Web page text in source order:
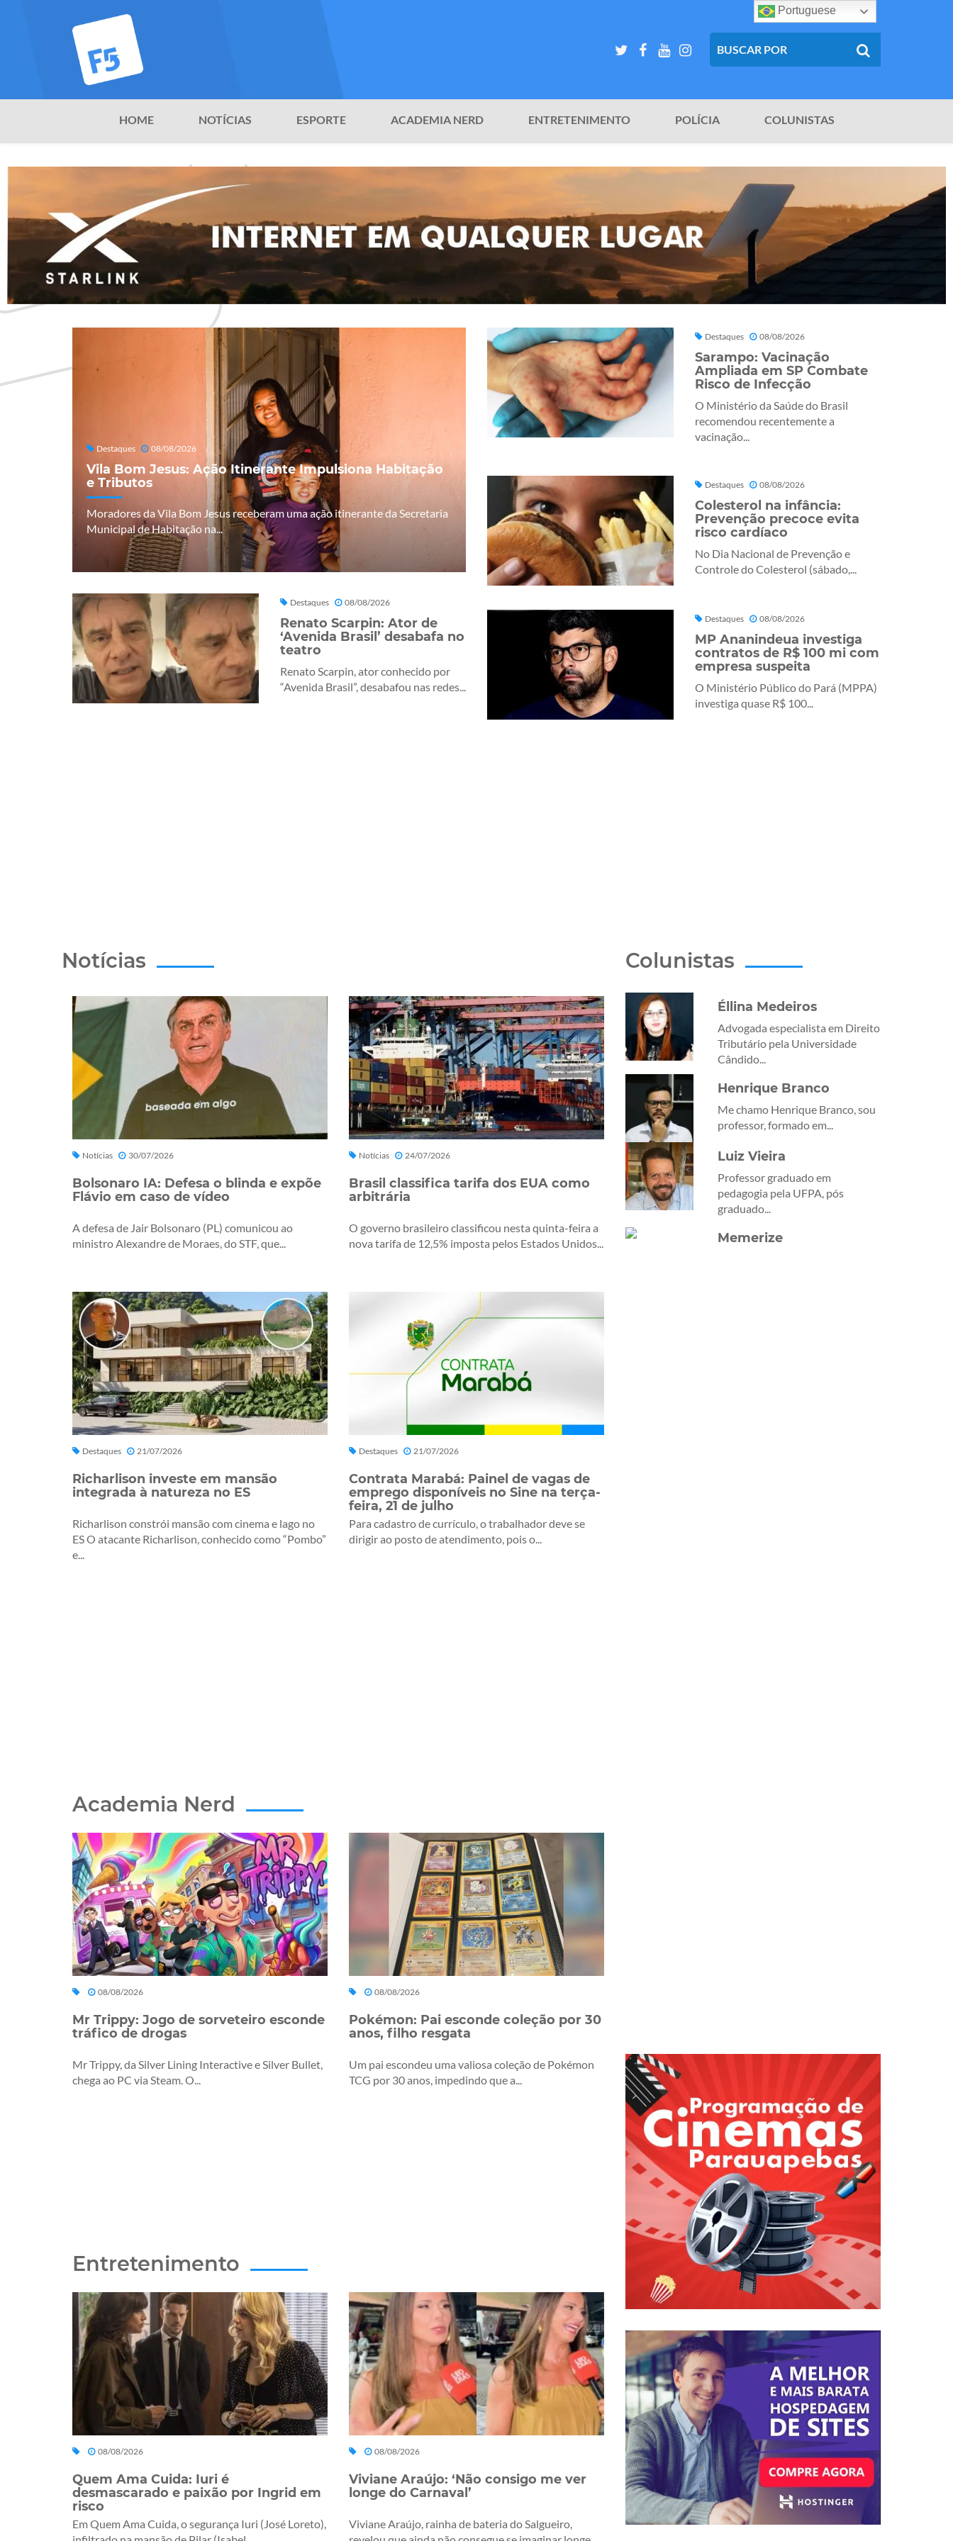
HOME NOTÍCIAS ESPORTE ACADEMIA NERD ENTRETENIMENTO POLÍCIA COLUNISTAS
Destaques 08/08/2026
Vila Bom Jesus: Ação Itinerante Impulsiona Habitação
e Tributos
Moradores da Vila Bom Jesus receberam uma ação itinerante da Secretaria
Municipal de Habitação na...
Destaques 08/08/2026
Renato Scarpin: Ator de
‘Avenida Brasil’ desabafa no
teatro
Renato Scarpin, ator conhecido por
“Avenida Brasil”, desabafou nas redes...
Destaques 08/08/2026
Sarampo: Vacinação
Ampliada em SP Combate
Risco de Infecção
O Ministério da Saúde do Brasil
recomendou recentemente a
vacinação...
Destaques 08/08/2026
Colesterol na infância:
Prevenção precoce evita
risco cardíaco
No Dia Nacional de Prevenção e
Controle do Colesterol (sábado,...
Destaques 08/08/2026
MP Ananindeua investiga
contratos de R$ 100 mi com
empresa suspeita
O Ministério Público do Pará (MPPA)
investiga quase R$ 100...
Notícias
Notícias 30/07/2026
Bolsonaro IA: Defesa o blinda e expõe
Flávio em caso de vídeo
A defesa de Jair Bolsonaro (PL) comunicou ao
ministro Alexandre de Moraes, do STF, que...
Notícias 24/07/2026
Brasil classifica tarifa dos EUA como
arbitrária
O governo brasileiro classificou nesta quinta-feira a
nova tarifa de 12,5% imposta pelos Estados Unidos...
Destaques 21/07/2026
Richarlison investe em mansão
integrada à natureza no ES
Richarlison constrói mansão com cinema e lago no
ES O atacante Richarlison, conhecido como “Pombo”
e...
Destaques 21/07/2026
Contrata Marabá: Painel de vagas de
emprego disponíveis no Sine na terça-
feira, 21 de julho
Para cadastro de currículo, o trabalhador deve se
dirigir ao posto de atendimento, pois o...
Colunistas
Éllina Medeiros
Advogada especialista em Direito
Tributário pela Universidade
Cândido...
Henrique Branco
Me chamo Henrique Branco, sou
professor, formado em...
Luiz Vieira
Professor graduado em
pedagogia pela UFPA, pós
graduado...
Memerize
Academia Nerd
08/08/2026
Mr Trippy: Jogo de sorveteiro esconde
tráfico de drogas
Mr Trippy, da Silver Lining Interactive e Silver Bullet,
chega ao PC via Steam. O...
08/08/2026
Pokémon: Pai esconde coleção por 30
anos, filho resgata
Um pai escondeu uma valiosa coleção de Pokémon
TCG por 30 anos, impedindo que a...
Entretenimento
08/08/2026
Quem Ama Cuida: Iuri é
desmascarado e paixão por Ingrid em
risco
Em Quem Ama Cuida, o segurança Iuri (José Loreto),
08/08/2026
Viviane Araújo: ‘Não consigo me ver
longe do Carnaval’
Viviane Araújo, rainha de bateria do Salgueiro,
Portuguese